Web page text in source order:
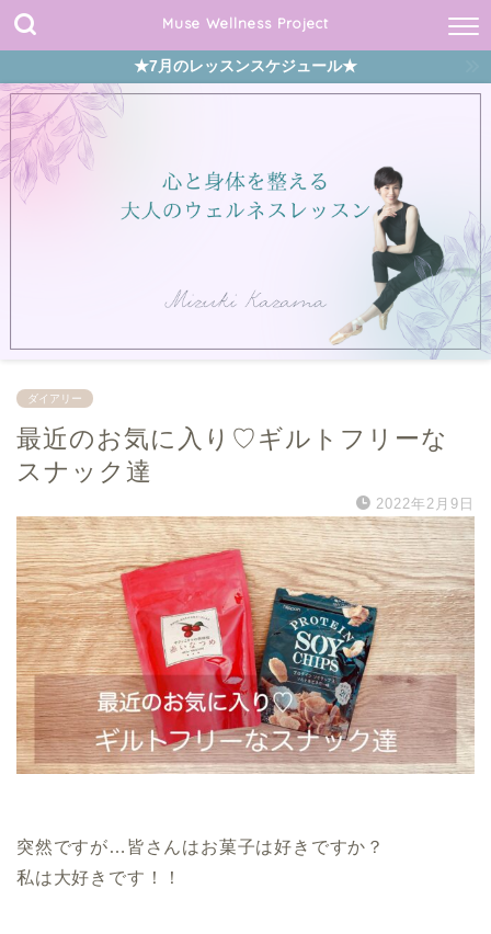
Muse Wellness Project
★7月のレッスンスケジュール★
ダイアリー
最近のお気に入り♡ギルトフリーな
スナック達
2022年2月9日
突然ですが…皆さんはお菓子は好きですか？
私は大好きです！！